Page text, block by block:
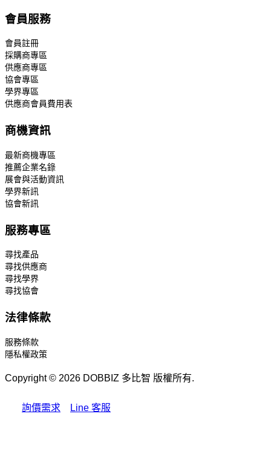
會員服務
會員註冊
採購商專區
供應商專區
協會專區
學界專區
供應商會員費用表
商機資訊
最新商機專區
推薦企業名錄
展會與活動資訊
學界新訊
協會新訊
服務專區
尋找產品
尋找供應商
尋找學界
尋找協會
法律條款
服務條款
隱私權政策
Copyright © 2026 DOBBIZ 多比智 版權所有.
詢價需求 Line 客服